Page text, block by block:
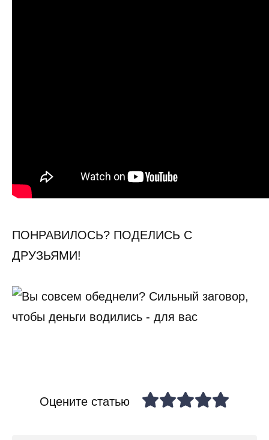
ПОНРАВИЛОСЬ? ПОДЕЛИСЬ С
ДРУЗЬЯМИ!
Оцените статью